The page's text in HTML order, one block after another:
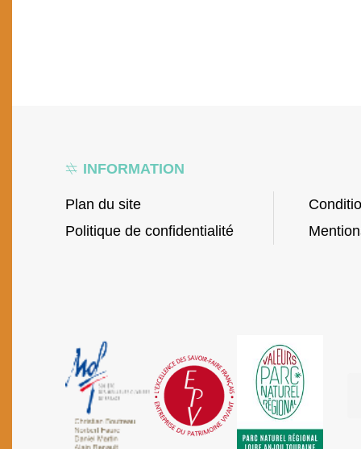
INFORMATION
Plan du site
Politique de confidentialité